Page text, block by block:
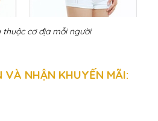
thuộc cơ địa mỗi người
NHẬN KHUYẾN MÃI: